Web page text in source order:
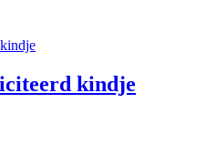
kindje